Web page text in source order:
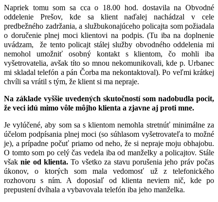
Napriek tomu som sa cca o 18.00 hod. dostavila na Obvodné
oddelenie Prešov, kde sa klient naďalej nachádzal v cele
predbežného zadržania, a službukonajúceho policajta som požiadala
o doručenie plnej moci klientovi na podpis. (Tu iba na doplnenie
uvádzam, že tento policajt stálej služby obvodného oddelenia mi
nemohol umožniť osobný kontakt s klientom, čo mohli iba
vyšetrovatelia, avšak títo so mnou nekomunikovali, kde p. Urbanec
mi skladal telefón a pán Čorba ma nekontaktoval). Po veľmi krátkej
chvíli sa vrátil s tým, že klient si ma nepraje.
Na základe vyššie uvedených skutočností som nadobudla pocit,
že veci idú mimo vôle môjho klienta a zjavne aj proti mne.
Je vylúčené, aby som sa s klientom nemohla stretnúť minimálne za
účelom podpísania plnej moci (so súhlasom vyšetrovateľa to možné
je), a prípadne počuť priamo od neho, že si nepraje moju obhajobu.
O tomto som po celý čas vedela iba od manželky a policajtov. Stále
všaknie od klienta. To všetko za stavu porušenia jeho práv počas
úkonov, o ktorých som mala vedomosť už z telefonického
rozhovoru s ním. A doposiaľ od klienta neviem nič, kde po
prepustení dvíhala a vybavovala telefón iba jeho manželka.